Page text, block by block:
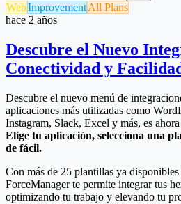
WebImprovementAll Plans
hace 2 años
Descubre el Nuevo
Conectividad y
Descubre el nuevo menú de
aplicaciones más utilizadas como
Instagram, Slack, Excel y más, es
Elige tu aplicación, selecciona una
de fácil.
Con más de 25 plantillas ya
ForceManager te permite integrar tus
optimizando tu trabajo y elevando tu